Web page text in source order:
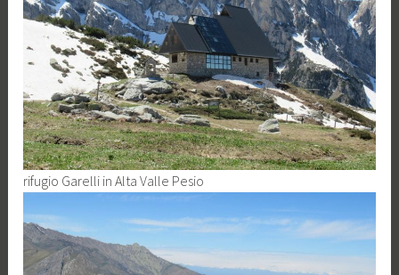
rifugio Garelli in Alta Valle Pesio